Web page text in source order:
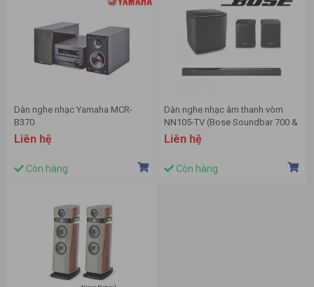
Dàn nghe nhạc Yamaha MCR-
B370
Liên hệ
Còn hàng
Dàn nghe nhạc âm thanh vòm
NN105-TV (Bose Soundbar 700 &
Bose Bass Module 700)
Liên hệ
Còn hàng